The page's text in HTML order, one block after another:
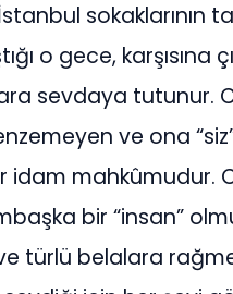
sokaklarının
o gece, karşısına
sevdaya tutunur.
ve ona
idam mahkûmudur.
bir “insan”
türlü belalara